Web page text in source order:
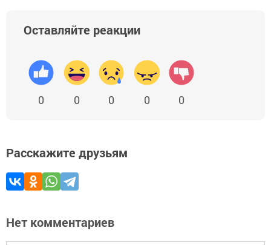
Оставляйте реакции
0 0 0 0 0
Расскажите друзьям
Нет комментариев